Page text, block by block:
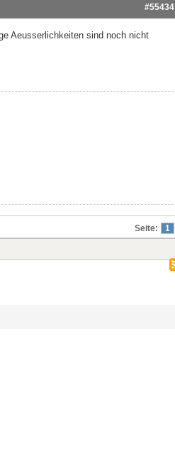
#55434
Aeusserlichkeiten sind noch nicht
Seite: 1